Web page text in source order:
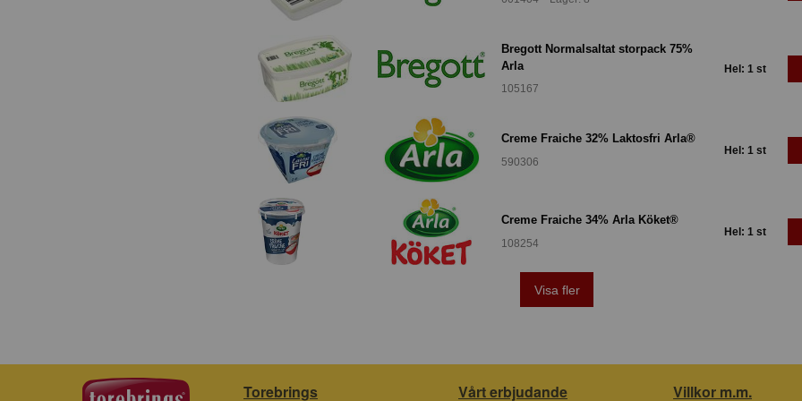
Bregott Normalsaltat storpack 75%
Arla
105167
Hel: 1 st
Creme Fraiche 32% Laktosfri Arla®
590306
Hel: 1 st
Creme Fraiche 34% Arla Köket®
108254
Hel: 1 st
Visa fler
Torebrings Vårt erbjudande Villkor m.m.